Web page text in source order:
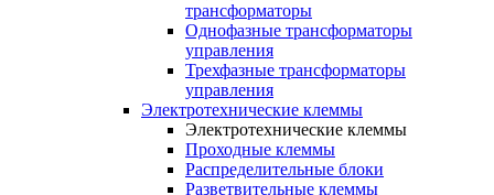
трансформаторы
Однофазные трансформаторы
управления
Трехфазные трансформаторы
управления
Электротехнические клеммы
Электротехнические клеммы
Проходные клеммы
Распределительные блоки
Разветвительные клеммы